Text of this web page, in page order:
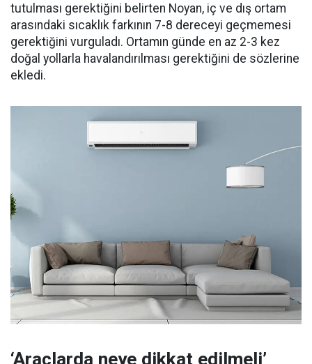
tutulması gerektiğini belirten Noyan, iç ve dış ortam
arasındaki sıcaklık farkının 7-8 dereceyi geçmemesi
gerektiğini vurguladı. Ortamın günde en az 2-3 kez
doğal yollarla havalandırılması gerektiğini de sözlerine
ekledi.
‘Araçlarda neye dikkat edilmeli’